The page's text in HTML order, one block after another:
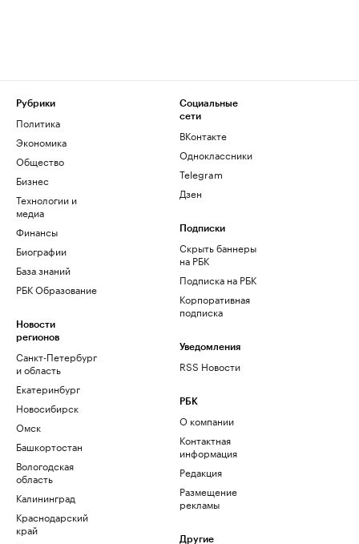
Рубрики
Политика
Экономика
Общество
Бизнес
Технологии и
медиа
Финансы
Биографии
База знаний
РБК Образование
Новости
регионов
Санкт-Петербург
и область
Екатеринбург
Новосибирск
Омск
Башкортостан
Вологодская
область
Калининград
Краснодарский
край
Социальные
сети
ВКонтакте
Одноклассники
Telegram
Дзен
Подписки
Скрыть баннеры
на РБК
Подписка на РБК
Корпоративная
подписка
Уведомления
RSS Новости
РБК
О компании
Контактная
информация
Редакция
Размещение
рекламы
Другие